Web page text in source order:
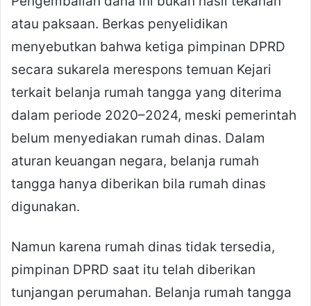
atau paksaan. Berkas penyelidikan
menyebutkan bahwa ketiga pimpinan DPRD
secara sukarela merespons temuan Kejari
terkait belanja rumah tangga yang diterima
dalam periode 2020–2024, meski pemerintah
belum menyediakan rumah dinas. Dalam
aturan keuangan negara, belanja rumah
tangga hanya diberikan bila rumah dinas
digunakan.
Namun karena rumah dinas tidak tersedia,
pimpinan DPRD saat itu telah diberikan
tunjangan perumahan. Belanja rumah tangga